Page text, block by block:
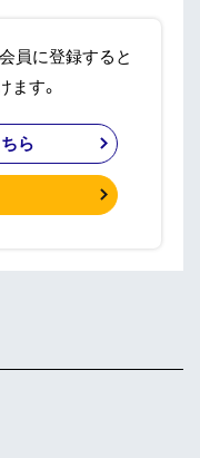
員に登録すると
す。
ら